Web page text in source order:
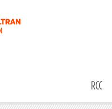
RCC